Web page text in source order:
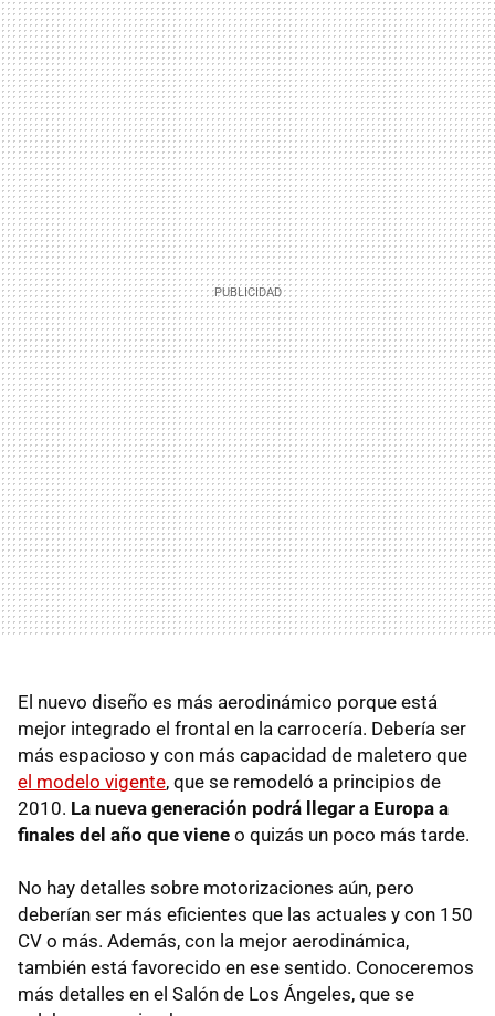
El nuevo diseño es más aerodinámico porque está
mejor integrado el frontal en la carrocería. Debería ser
más espacioso y con más capacidad de maletero que
el modelo vigente, que se remodeló a principios de
2010. La nueva generación podrá llegar a Europa a
finales del año que viene o quizás un poco más tarde.
No hay detalles sobre motorizaciones aún, pero
deberían ser más eficientes que las actuales y con 150
CV o más. Además, con la mejor aerodinámica,
también está favorecido en ese sentido. Conoceremos
más detalles en el Salón de Los Ángeles, que se